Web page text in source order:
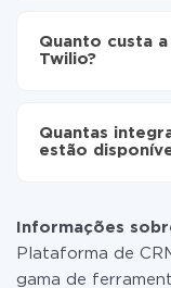
30 minutos. Em
minutos.
Quanto custa
Twilio?
as tarifas. Você
dados que é
ou mudar para
detalhes sobre
Quantas
estão
Informações
Plataforma de
gama de